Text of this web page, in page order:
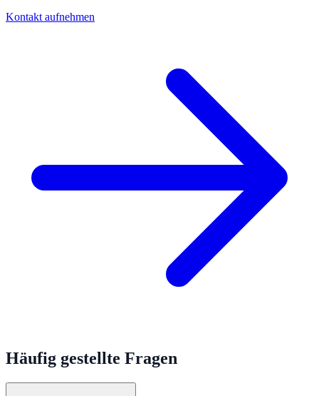
Kontakt aufnehmen
Häufig gestellte Fragen